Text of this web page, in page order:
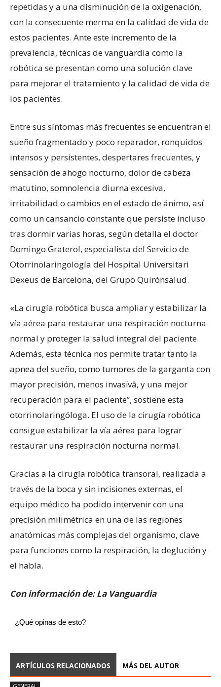
repetidas y a una disminución de la oxigenación,
con la consecuente merma en la calidad de vida de
estos pacientes. Ante este incremento de la
prevalencia, técnicas de vanguardia como la
robótica se presentan como una solución clave
para mejorar el tratamiento y la calidad de vida de
los pacientes.
Entre sus síntomas más frecuentes se encuentran el
sueño fragmentado y poco reparador, ronquidos
intensos y persistentes, despertares frecuentes, y
sensación de ahogo nocturno, dolor de cabeza
matutino, somnolencia diurna excesiva,
irritabilidad o cambios en el estado de ánimo, así
como un cansancio constante que persiste incluso
tras dormir varias horas, según detalla el doctor
Domingo Graterol, especialista del Servicio de
Otorrinolaringología del Hospital Universitari
Dexeus de Barcelona, del Grupo Quirónsalud.
«La cirugía robótica busca ampliar y estabilizar la
vía aérea para restaurar una respiración nocturna
normal y proteger la salud integral del paciente.
Además, esta técnica nos permite tratar tanto la
apnea del sueño, como tumores de la garganta con
mayor precisión, menos invasïvâ, y una mejor
recuperación para el paciente”, sostiene esta
otorrinolaringóloga. El uso de la cirugía robótica
consigue estabilizar la vía aérea para lograr
restaurar una respiración nocturna normal.
Gracias a la cirugía robótica transoral, realizada a
través de la boca y sin incisiones externas, el
equipo médico ha podido intervenir con una
precisión milimétrica en una de las regiones
anatómicas más complejas del organismo, clave
para funciones como la respiración, la deglución y
el habla.
Con información de: La Vanguardia
¿Qué opinas de esto?
ARTÍCULOS RELACIONADOS MÁS DEL AUTOR